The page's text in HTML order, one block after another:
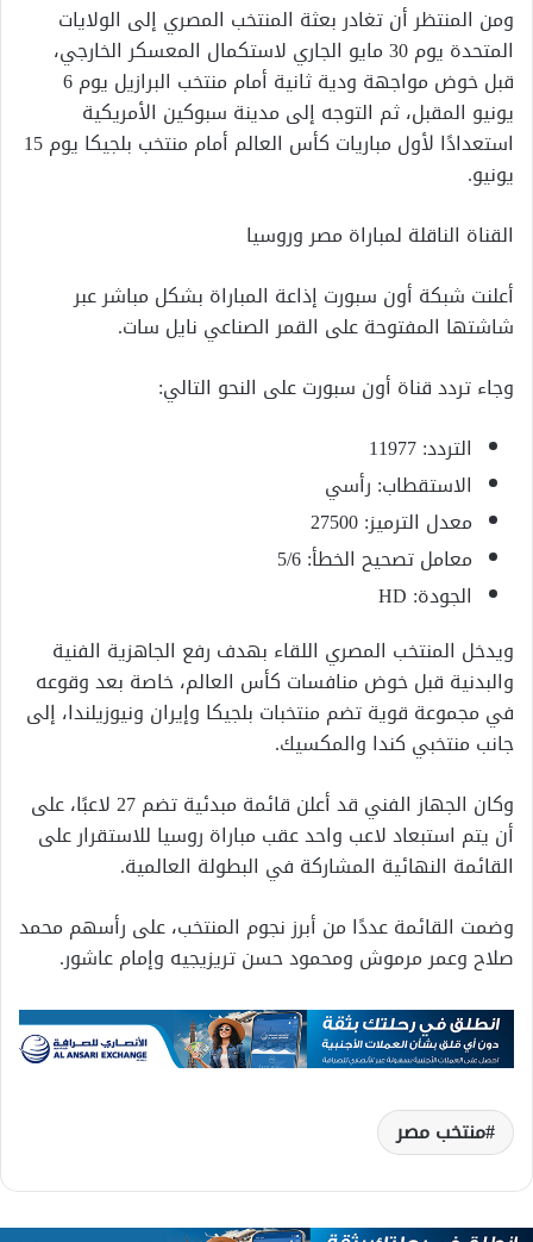
ومن المنتظر أن تغادر بعثة المنتخب المصري إلى الولايات
المتحدة يوم 30 مايو الجاري لاستكمال المعسكر الخارجي،
قبل خوض مواجهة ودية ثانية أمام منتخب البرازيل يوم 6
يونيو المقبل، ثم التوجه إلى مدينة سبوكين الأمريكية
استعدادًا لأول مباريات كأس العالم أمام منتخب بلجيكا يوم 15
يونيو.
القناة الناقلة لمباراة مصر وروسيا
أعلنت شبكة أون سبورت إذاعة المباراة بشكل مباشر عبر
شاشتها المفتوحة على القمر الصناعي نايل سات.
وجاء تردد قناة أون سبورت على النحو التالي:
التردد: 11977
الاستقطاب: رأسي
معدل الترميز: 27500
معامل تصحيح الخطأ: 5/6
الجودة: HD
ويدخل المنتخب المصري اللقاء بهدف رفع الجاهزية الفنية
والبدنية قبل خوض منافسات كأس العالم، خاصة بعد وقوعه
في مجموعة قوية تضم منتخبات بلجيكا وإيران ونيوزيلندا، إلى
جانب منتخبي كندا والمكسيك.
وكان الجهاز الفني قد أعلن قائمة مبدئية تضم 27 لاعبًا، على
أن يتم استبعاد لاعب واحد عقب مباراة روسيا للاستقرار على
القائمة النهائية المشاركة في البطولة العالمية.
وضمت القائمة عددًا من أبرز نجوم المنتخب، على رأسهم محمد
صلاح وعمر مرموش ومحمود حسن تريزيجيه وإمام عاشور.
منتخب مصر